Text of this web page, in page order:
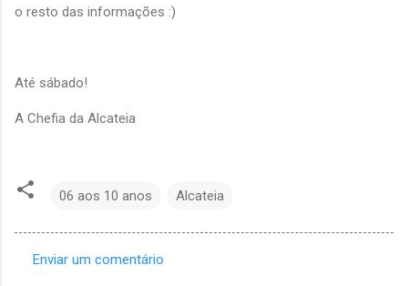
o resto das informações :)
Até sábado!
A Chefia da Alcateia
06 aos 10 anos Alcateia
Enviar um comentário